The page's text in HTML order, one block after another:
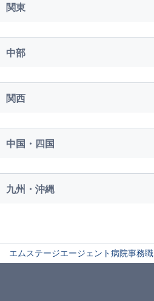
関東
中部
関西
中国・四国
九州・沖縄
エムステージエージェント病院事務職